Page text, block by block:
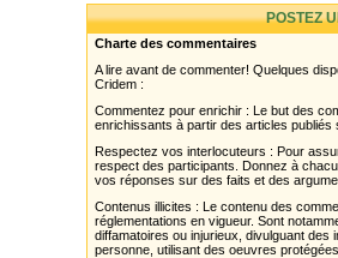
POSTEZ
Charte des commentaires
A lire avant de commenter! Quelques
Cridem :
Commentez pour enrichir : Le but des
enrichissants à partir des articles publiés
Respectez vos interlocuteurs : Pour
respect des participants. Donnez à
vos réponses sur des faits et des
Contenus illicites : Le contenu des
réglementations en vigueur. Sont
diffamatoires ou injurieux, divulguant des
personne, utilisant des oeuvres